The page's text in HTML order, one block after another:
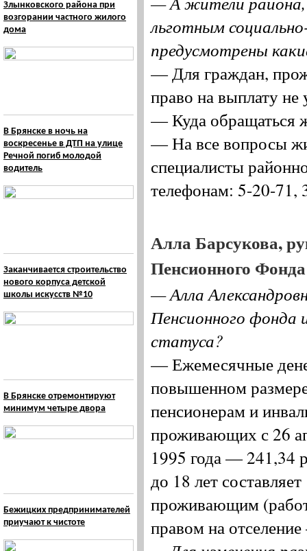
Злынковского района при
возгорании частного жилого
дома
В Брянске в ночь на
воскресенье в ДТП на улице
Речной погиб молодой
водитель
Заканчивается строительство
нового корпуса детской
школы искусств №10
В Брянске отремонтируют
минимум четыре двора
Бежицких предпринимателей
приучают к чистоте
льготным
предусмотрены
— Для граждан,
право на выплату не
— Куда обращаться
— На все вопросы
специалисты
телефонам: 5-20-71,
Алла Барсукова,
Пенсионного
— Алла
Пенсионного фонда
статуса?
— Ежемесячные
повышенном
пенсионерам и
проживающих с 26
1995 года — 241,34
до 18 лет
проживающим
правом на